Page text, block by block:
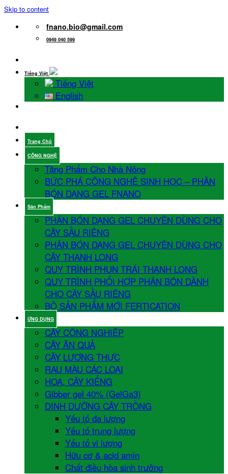
Skip to content
fnano.bio@gmail.com
0949 040 599
Tiếng Việt
Tiếng Việt
English
Trang Chủ
CÔNG NGHỆ
Tặng Phẩm Cho Nhà Nông
BỨC PHÁ CÔNG NGHỆ SINH HỌC – PHÂN
BÓN DẠNG GEL FNANO
Sản Phẩm
PHÂN BÓN DẠNG GEL CHUYÊN DÙNG CHO
CÂY SẦU RIÊNG
PHÂN BÓN DẠNG GEL CHUYÊN DÙNG CHO
CÂY THANH LONG
QUY TRÌNH PHUN TRÁI THANH LONG
QUY TRÌNH PHỐI HỢP PHÂN BÓN DÀNH
CHO CÂY SẦU RIÊNG
BỘ SẢN PHẨM MỚI FERTICATION
ỨNG DỤNG
CÂY CÔNG NGHIỆP
CÂY ĂN QUẢ
CÂY LƯƠNG THỰC
RAU MÀU CÁC LOẠI
HOA, CÂY KIỂNG
Gibber gel 40% (GelGa3)
DINH DƯỠNG CÂY TRỒNG
Yếu tố đa lượng
Yếu tố trung lượng
Yếu tố vi lượng
Hữu cơ & acid amin
Chất điều hòa sinh trưởng